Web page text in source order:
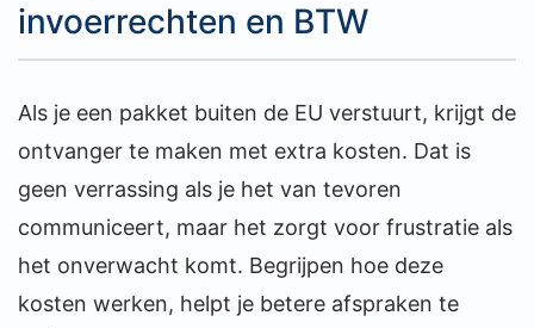
invoerrechten en BTW
Als je een pakket buiten de EU verstuurt, krijgt de
ontvanger te maken met extra kosten. Dat is
geen verrassing als je het van tevoren
communiceert, maar het zorgt voor frustratie als
het onverwacht komt. Begrijpen hoe deze
kosten werken, helpt je betere afspraken te